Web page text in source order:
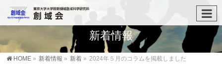
新着情報
HOME » 新着情報 » 新着 » 2024年５月のコラムを掲載しました